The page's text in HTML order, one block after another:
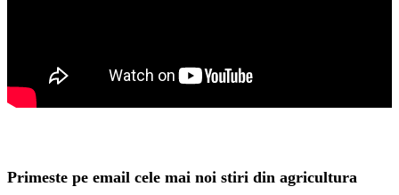
Primeste pe email cele mai noi stiri din agricultura